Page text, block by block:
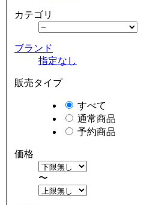
カテゴリ
ブランド
指定なし
販売タイプ
すべて
通常商品
予約商品
価格
〜